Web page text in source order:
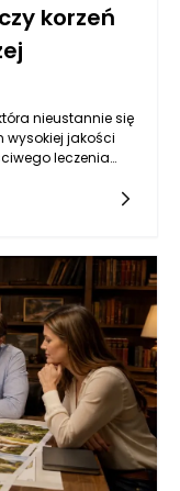
korzeń
nieustannie się
wysokiej jakości
leczenia
diagnostyki
ocenić,
Dzięki
rentgenowskie
pewność, że
rzetelnych